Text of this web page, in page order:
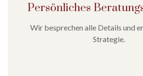
Persönliches
Wir besprechen alle Details und
Strategie.